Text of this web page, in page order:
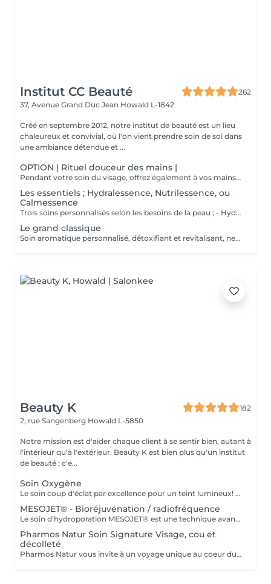
Institut CC Beauté
262
37, Avenue Grand Duc Jean Howald L-1842
Créé en septembre 2012, notre institut de beauté est un lieu
chaleureux et convivial, où l'on vient prendre soin de soi dans
une ambiance détendue et ...
OPTION | Rituel douceur des mains |
Pendant votre soin du visage, offrez également à vos mains un moment de douceur grâce à un gommage délicat, un masque nourrissant sous gants et un petit massage relaxant.
Les essentiels ; Hydralessence, Nutrilessence, ou
Calmessence
Trois soins personnalisés selon les besoins de la peau ; - Hydralessence : soin pour peaux déshydratées - Nutrilessence : soin pour peaux dénutries, sèches à très sèches - Calmessence : soin pour peaux sensibles, avec rougeurs
Le grand classique
Soin aromatique personnalisé, détoxifiant et revitalisant, nettoyage profond en 5 phases.
Beauty K
182
2, rue Sangenberg Howald L-5850
Notre mission est d'aider chaque client à se sentir bien, autant à
l'intérieur qu'à l'extérieur. Beauty K est bien plus qu'un institut
de beauté ; c'e...
Soin Oxygène
Le soin coup d'éclat par excellence pour un teint lumineux! Ce traitement innovant redonne vie aux teints ternes et traite efficacement l'acné et la rosacée. Grâce à un jet concentré d'oxygène, il offre une bouffée de fraîcheur à votre peau. Notre soin Oxygène débute par un peeling chimique professionnel, qui nettoie en profondeur et élimine les cellules mortes. Ensuite, un sérum spécialement formulé est appliqué, pénétrant les couches profondes de l'épiderme grâce au jet d'oxygène. Cette méthode favorise une absorption optimale des nutriments, réoxygénant et revitalisant la peau de l'intérieur. Le résultat ? Une peau purifiée, un teint éclatant et une sensation de fraîcheur durable, idéale pour améliorer texture et apparence de la peau.
MESOJET® - Bioréjuvénation / radiofréquence
Le soin d'hydroporation MESOJET® est une technique avancée de soin de la peau qui associe drainage du visage, exfoliation et hydroporation pour améliorer l'apparence et la santé de la peau. En utilisant une pression par barophorèse, l'hydroporation permet une pénétration plus profonde des substances bénéfiques, optimisant leur absorption. Combiné à la radiofréquence, le MESOJET® stimule la régénération cellulaire et améliore l'élasticité de la peau. Ce soin offre des résultats remarquables pour le rajeunissement, l'hydratation, le raffermissement et la correction de divers problèmes cutanés : rides, perte de fermeté, déshydratation, hyperpigmentation, cicatrices d'acné et autres imperfections.
Pharmos Natur Soin Signature Visage, cou et
décolleté
Pharmos Natur vous invite à un voyage unique au coeur du bien-être holistique, où chaque soin devient une véritable cérémonie de régénération. Avec l'utilisation de plantes sacrées telles que l'Aloe Vera fraîche et le Sésame noir, cultivées, récoltées et transformées en respectant les principes cosmiques, dans les lieux les plus énergétiques du monde. Chaque soin devient une source de lumière, de régénération et de relaxation profonde. Cette approche holistique signifie que chaque soin est une expérience qui connecte le corps, l'esprit et l'âme. En appliquant la plante avec une intention claire et consciente, son énergie naturelle se diffuse dans la peau, apportant bien-être et équilibre émotionnel, psychologique et spirituel. Pour masser, nous utilisons la feuille d'Aloe Vera, fraîchement coupée devant vous, est appliqué directement sur la peau, ce qui crée une sensation immédiate de vitalité et de connexion profonde à la nature, mais aussi de régulation, de régénération et d'hydratation profonde de la peau. Nos soins commencent toujours par une analyse approfondie de votre peau, permettant à nos experts de personnaliser chaque étape en fonction de vos besoins spécifiques : peau normale, peau mixte, troubles pigmentaires, hyperpigmentation, peau mature, peau grasse à imperfections, ou couperose. Profitez d'un soin de 60 minutes qui redonne éclat, fermeté et vitalité à votre peau, cou et décolleté. Les produits naturels, soigneusement sélectionnés selon votre type de peau